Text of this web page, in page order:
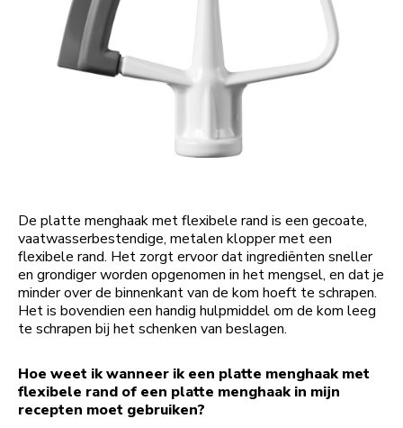
De platte menghaak met flexibele rand is een gecoate,
vaatwasserbestendige, metalen klopper met een
flexibele rand. Het zorgt ervoor dat ingrediënten sneller
en grondiger worden opgenomen in het mengsel, en dat je
minder over de binnenkant van de kom hoeft te schrapen.
Het is bovendien een handig hulpmiddel om de kom leeg
te schrapen bij het schenken van beslagen.
Hoe weet ik wanneer ik een platte menghaak met
flexibele rand of een platte menghaak in mijn
recepten moet gebruiken?